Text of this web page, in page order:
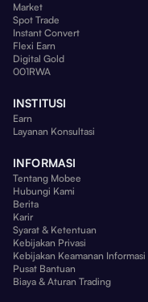
Market
Spot Trade
Instant Convert
Flexi Earn
Digital Gold
001RWA
INSTITUSI
Earn
Layanan Konsultasi
INFORMASI
Tentang Mobee
Hubungi Kami
Berita
Karir
Syarat & Ketentuan
Kebijakan Privasi
Kebijakan Keamanan Informasi
Pusat Bantuan
Biaya & Aturan Trading